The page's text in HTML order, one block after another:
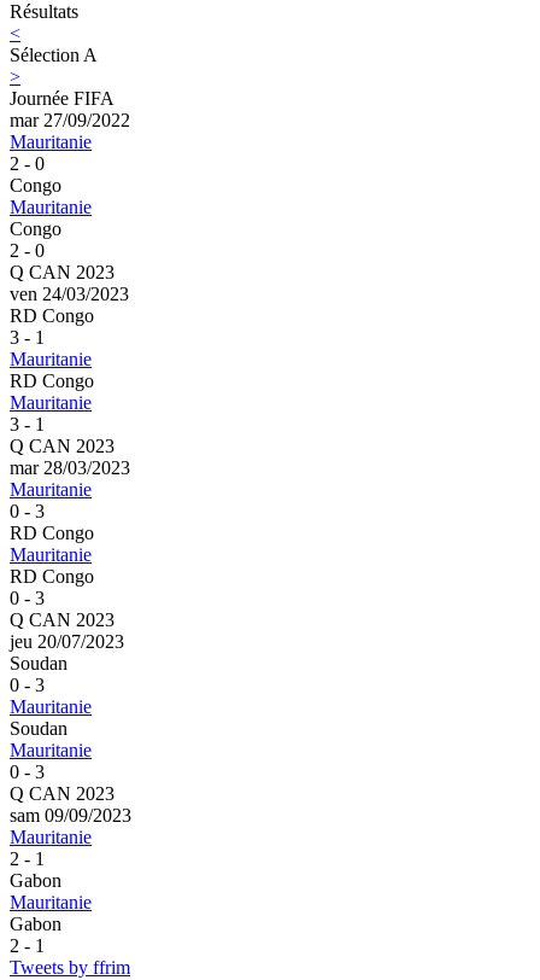
Résultats
<
Sélection A
>
Journée FIFA
mar 27/09/2022
Mauritanie
2 - 0
Congo
Mauritanie
Congo
2 - 0
Q CAN 2023
ven 24/03/2023
RD Congo
3 - 1
Mauritanie
RD Congo
Mauritanie
3 - 1
Q CAN 2023
mar 28/03/2023
Mauritanie
0 - 3
RD Congo
Mauritanie
RD Congo
0 - 3
Q CAN 2023
jeu 20/07/2023
Soudan
0 - 3
Mauritanie
Soudan
Mauritanie
0 - 3
Q CAN 2023
sam 09/09/2023
Mauritanie
2 - 1
Gabon
Mauritanie
Gabon
2 - 1
Tweets by ffrim